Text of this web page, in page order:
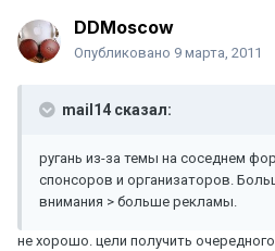
DDMoscow
Опубликовано 9 марта, 2011
mail14 сказал:
ругань из-за темы на соседнем
спонсоров и организаторов.
внимания > больше рекламы.
не хорошо. цели получить